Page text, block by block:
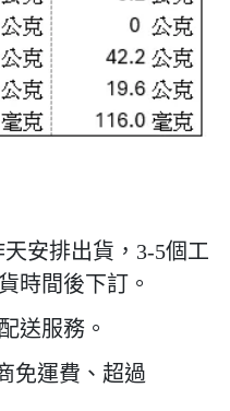
安排出貨，3-5個工
時間後下訂。
送服務。
免運費、超過